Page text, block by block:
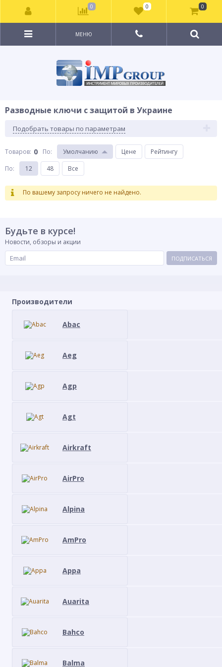
МЕНЮ
Разводные ключи с защитой в Украине
Подобрать товары по параметрам
Товаров: 0 По: Умолчанию Цене
Рейтингу
По: 12 48 Все
По вашему запросу ничего не найдено.
Будьте в курсе!
Новости, обзоры и акции
ПОДПИСАТЬСЯ
Производители
Abac
Aeg
Agp
Agt
Airkraft
AirPro
Alpina
AmPro
Appa
Auarita
Bahco
Balma
0 0 0